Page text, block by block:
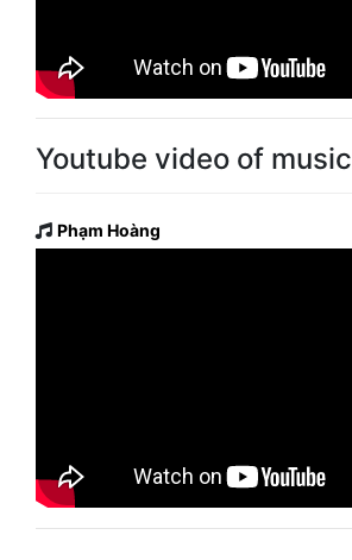
Youtube video of music
Phạm Hoàng